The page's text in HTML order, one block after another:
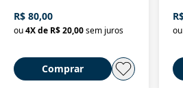
R$ 80,00
ou4X de R$ 20,00sem juros
Comprar
ou